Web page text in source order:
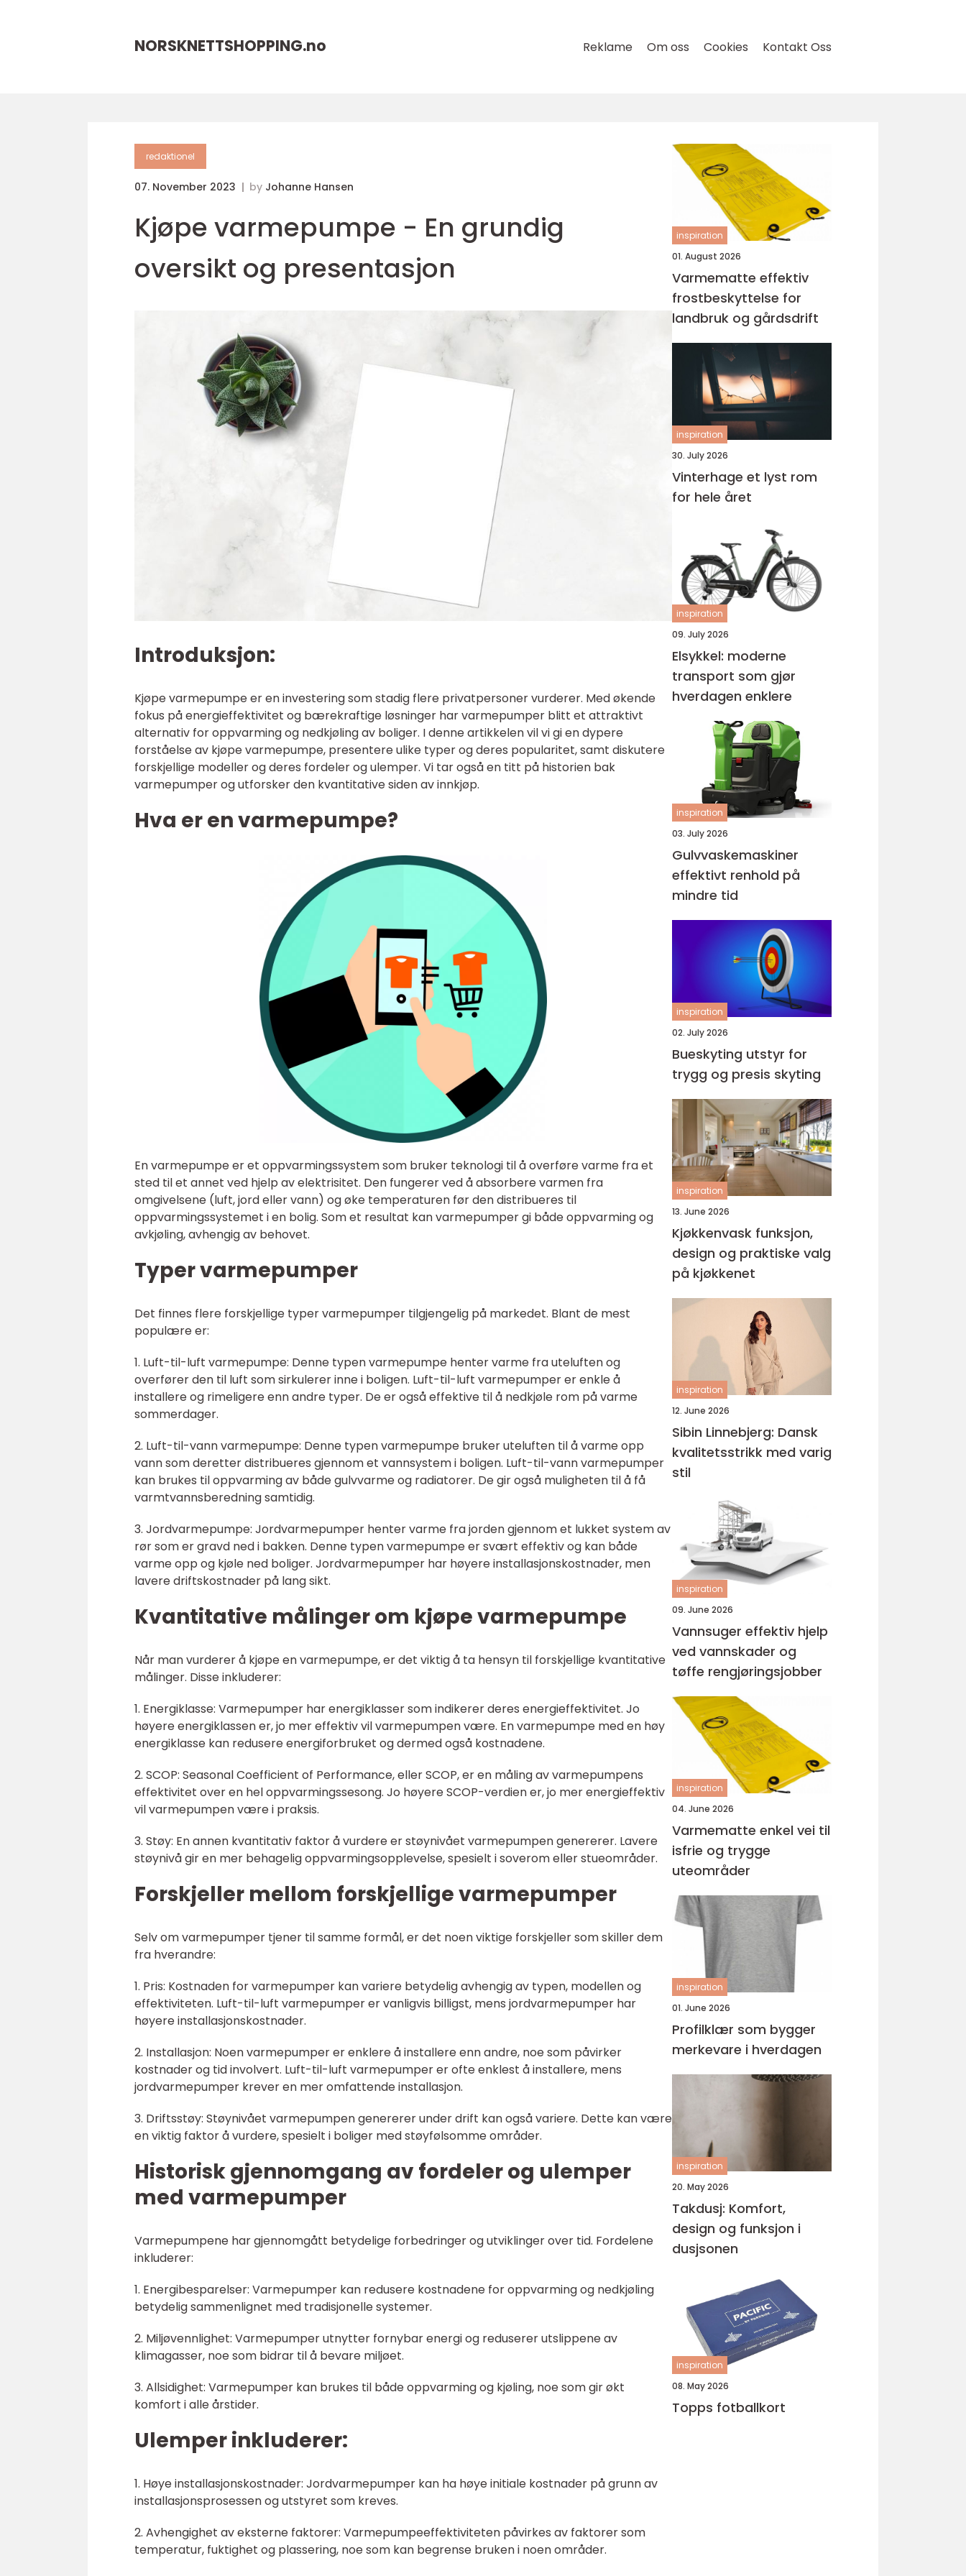
NORSKNETTSHOPPING.no Reklame Om oss Cookies Kontakt Oss
redaktionel
07. November 2023 by Johanne Hansen
Kjøpe varmepumpe - En grundig
oversikt og presentasjon
Introduksjon:
Kjøpe varmepumpe er en investering som stadig flere privatpersoner vurderer. Med økende
fokus på energieffektivitet og bærekraftige løsninger har varmepumper blitt et attraktivt
alternativ for oppvarming og nedkjøling av boliger. I denne artikkelen vil vi gi en dypere
forståelse av kjøpe varmepumpe, presentere ulike typer og deres popularitet, samt diskutere
forskjellige modeller og deres fordeler og ulemper. Vi tar også en titt på historien bak
varmepumper og utforsker den kvantitative siden av innkjøp.
Hva er en varmepumpe?
En varmepumpe er et oppvarmingssystem som bruker teknologi til å overføre varme fra et
sted til et annet ved hjelp av elektrisitet. Den fungerer ved å absorbere varmen fra
omgivelsene (luft, jord eller vann) og øke temperaturen før den distribueres til
oppvarmingssystemet i en bolig. Som et resultat kan varmepumper gi både oppvarming og
avkjøling, avhengig av behovet.
Typer varmepumper
Det finnes flere forskjellige typer varmepumper tilgjengelig på markedet. Blant de mest
populære er:
1. Luft-til-luft varmepumpe: Denne typen varmepumpe henter varme fra uteluften og
overfører den til luft som sirkulerer inne i boligen. Luft-til-luft varmepumper er enkle å
installere og rimeligere enn andre typer. De er også effektive til å nedkjøle rom på varme
sommerdager.
2. Luft-til-vann varmepumpe: Denne typen varmepumpe bruker uteluften til å varme opp
vann som deretter distribueres gjennom et vannsystem i boligen. Luft-til-vann varmepumper
kan brukes til oppvarming av både gulvvarme og radiatorer. De gir også muligheten til å få
varmtvannsberedning samtidig.
3. Jordvarmepumpe: Jordvarmepumper henter varme fra jorden gjennom et lukket system av
rør som er gravd ned i bakken. Denne typen varmepumpe er svært effektiv og kan både
varme opp og kjøle ned boliger. Jordvarmepumper har høyere installasjonskostnader, men
lavere driftskostnader på lang sikt.
Kvantitative målinger om kjøpe varmepumpe
Når man vurderer å kjøpe en varmepumpe, er det viktig å ta hensyn til forskjellige kvantitative
målinger. Disse inkluderer:
1. Energiklasse: Varmepumper har energiklasser som indikerer deres energieffektivitet. Jo
høyere energiklassen er, jo mer effektiv vil varmepumpen være. En varmepumpe med en høy
energiklasse kan redusere energiforbruket og dermed også kostnadene.
2. SCOP: Seasonal Coefficient of Performance, eller SCOP, er en måling av varmepumpens
effektivitet over en hel oppvarmingssesong. Jo høyere SCOP-verdien er, jo mer energieffektiv
vil varmepumpen være i praksis.
3. Støy: En annen kvantitativ faktor å vurdere er støynivået varmepumpen genererer. Lavere
støynivå gir en mer behagelig oppvarmingsopplevelse, spesielt i soverom eller stueområder.
Forskjeller mellom forskjellige varmepumper
Selv om varmepumper tjener til samme formål, er det noen viktige forskjeller som skiller dem
fra hverandre:
1. Pris: Kostnaden for varmepumper kan variere betydelig avhengig av typen, modellen og
effektiviteten. Luft-til-luft varmepumper er vanligvis billigst, mens jordvarmepumper har
høyere installasjonskostnader.
2. Installasjon: Noen varmepumper er enklere å installere enn andre, noe som påvirker
kostnader og tid involvert. Luft-til-luft varmepumper er ofte enklest å installere, mens
jordvarmepumper krever en mer omfattende installasjon.
3. Driftsstøy: Støynivået varmepumpen genererer under drift kan også variere. Dette kan være
en viktig faktor å vurdere, spesielt i boliger med støyfølsomme områder.
Historisk gjennomgang av fordeler og ulemper
med varmepumper
Varmepumpene har gjennomgått betydelige forbedringer og utviklinger over tid. Fordelene
inkluderer:
1. Energibesparelser: Varmepumper kan redusere kostnadene for oppvarming og nedkjøling
betydelig sammenlignet med tradisjonelle systemer.
2. Miljøvennlighet: Varmepumper utnytter fornybar energi og reduserer utslippene av
klimagasser, noe som bidrar til å bevare miljøet.
3. Allsidighet: Varmepumper kan brukes til både oppvarming og kjøling, noe som gir økt
komfort i alle årstider.
Ulemper inkluderer:
1. Høye installasjonskostnader: Jordvarmepumper kan ha høye initiale kostnader på grunn av
installasjonsprosessen og utstyret som kreves.
2. Avhengighet av eksterne faktorer: Varmepumpeeffektiviteten påvirkes av faktorer som
temperatur, fuktighet og plassering, noe som kan begrense bruken i noen områder.
inspiration
01. August 2026
Varmematte effektiv
frostbeskyttelse for
landbruk og gårdsdrift
inspiration
30. July 2026
Vinterhage et lyst rom
for hele året
inspiration
09. July 2026
Elsykkel: moderne
transport som gjør
hverdagen enklere
inspiration
03. July 2026
Gulvvaskemaskiner
effektivt renhold på
mindre tid
inspiration
02. July 2026
Bueskyting utstyr for
trygg og presis skyting
inspiration
13. June 2026
Kjøkkenvask funksjon,
design og praktiske valg
på kjøkkenet
inspiration
12. June 2026
Sibin Linnebjerg: Dansk
kvalitetsstrikk med varig
stil
inspiration
09. June 2026
Vannsuger effektiv hjelp
ved vannskader og
tøffe rengjøringsjobber
inspiration
04. June 2026
Varmematte enkel vei til
isfrie og trygge
uteområder
inspiration
01. June 2026
Profilklær som bygger
merkevare i hverdagen
inspiration
20. May 2026
Takdusj: Komfort,
design og funksjon i
dusjsonen
inspiration
08. May 2026
Topps fotballkort